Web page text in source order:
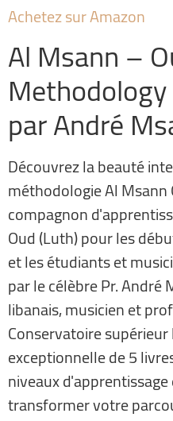
Achetez sur Amazon
Al Msann –
Methodology
par André
Découvrez la beauté
méthodologie Al
compagnon
Oud (Luth) pour les
et les étudiants et
par le célèbre Pr.
libanais, musicien et
Conservatoire
exceptionnelle de 5
niveaux
transformer votre